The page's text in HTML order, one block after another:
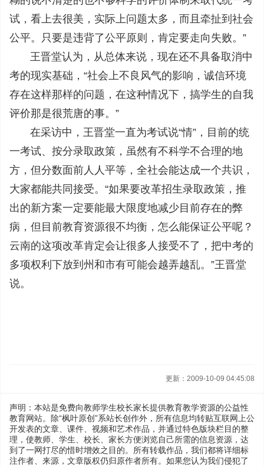
试，看上去很美，实际上问题太多，而且牵扯到社会
公平。只要是违背了公平原则，肯定要走向失败。”
王晋堂认为，从总体来说，现在还不具备取消中
考的现实基础，“社会上不良风气的影响，诚信环境
存在这样那样的问题，在这种情况下，搞学生的自我
评价那是很荒唐的事。”
在采访中，王晋堂一直为考试说“情”，目前的统
一考试、按分录取政策，虽然有不科学不合理的地
方，但分数面前人人平等，全社会能达成一个共识，
大家都能共同接受。“如果要改革招生录取政策，推
出的新方案一定要能最大限度地减少目前存在的弊
病，但目前教育资源很不均衡，怎么能保证公平呢？
云南的这项改革肯定会让很多人接受不了，把中考的
多项权利下放到州和市有可能会越弄越乱。”王晋堂
说。
更新：2009-10-09 04:45:08
声明：本站是免费向教师学生校长家长提供教育教学资源的公益性
教育网站。除“枫叶原创”系站长创作外，所有信息均转贴互联网上公
开发表的文章、课件、视频和艺术作品，并通过特色版块栏目的整
理，使教师、学生、校长、家长方便浏览自己所需的信息资源，达
到了一网打尽的惜时增效之目的。所有转载作品，我们都将详细标
注作者、来源，文章版权仍归原作者所有。如果您认为我们侵犯了